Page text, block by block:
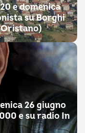
e domenica
su Borghi
26 giugno
e su radio In